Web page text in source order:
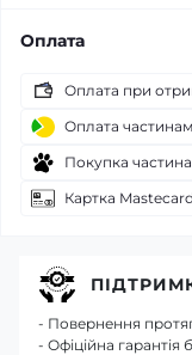
Оплата
Оплата при
Оплата
Покупка
Картка
- Повернення
- Офіційна гарантія